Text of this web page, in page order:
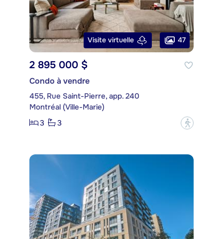
Visite virtuelle 47
2 895 000 $
Condo à vendre
455, Rue Saint-Pierre, app. 240
Montréal (Ville-Marie)
3
3 ?